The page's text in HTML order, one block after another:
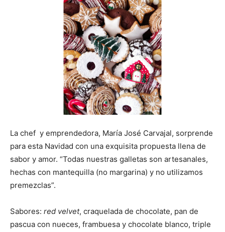
La chef y emprendedora, María José Carvajal, sorprende
para esta Navidad con una exquisita propuesta llena de
sabor y amor. “Todas nuestras galletas son artesanales,
hechas con mantequilla (no margarina) y no utilizamos
premezclas”.
Sabores: red velvet, craquelada de chocolate, pan de
pascua con nueces, frambuesa y chocolate blanco, triple